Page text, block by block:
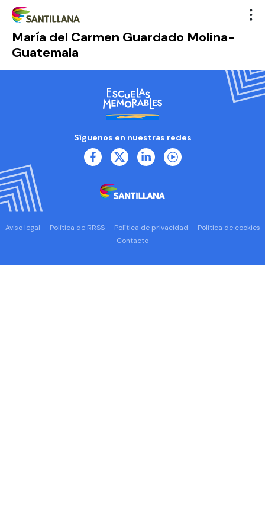
María del Carmen Guardado Molina-
Guatemala
Síguenos en nuestras redes
Aviso legal Política de RRSS Política de privacidad
Política de cookies
Contacto